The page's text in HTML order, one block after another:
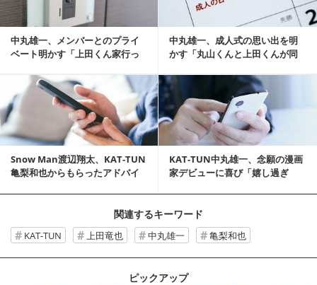
中丸雄一、メンバーとのプライ
ベート明かす「上田くん家行っ
中丸雄一、成人式の思い出を明
かす「丸山くんと上田くんが同
Snow Man渡辺翔太、KAT-TUN
亀梨和也からもらったアドバイ
KAT-TUN中丸雄一、念願の漫画
家デビューに喜び「嬉し過ぎ
記事を読む
関連するキーワード
KAT-TUN 上田竜也 中丸雄一 亀梨和也
ピックアップ